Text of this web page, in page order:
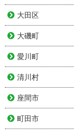
大田区
大磯町
愛川町
清川村
座間市
町田市